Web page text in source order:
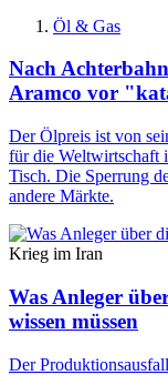
Öl & Gas
Nach
Aramco vor
Der Ölpreis ist von
für die Weltwirtschaft
Tisch. Die Sperrung
andere Märkte.
Krieg im Iran
Was Anleger
wissen müssen
Der